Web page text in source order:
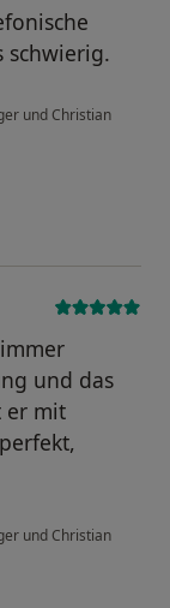
schwierig.
und Christian
und das
er mit
und Christian